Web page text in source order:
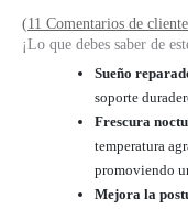
(11 Comentarios de
¡Lo que debes saber de
Sueño
soporte
Frescura
temperatura
promoviendo
Mejora la
Obsequio
cantidad